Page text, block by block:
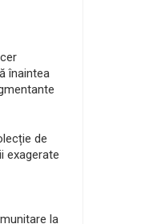
înaintea
de
exagerate
la